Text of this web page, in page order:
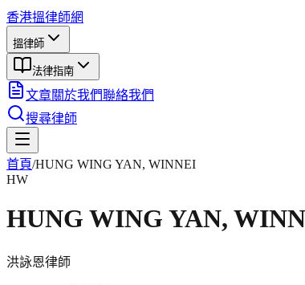
香港搵律師網
搵律師
法律指南
文章關於我們聯絡我們
搜尋律師
首頁/HUNG WING YAN, WINNEI
HW
HUNG WING YAN,
洪詠恩律師